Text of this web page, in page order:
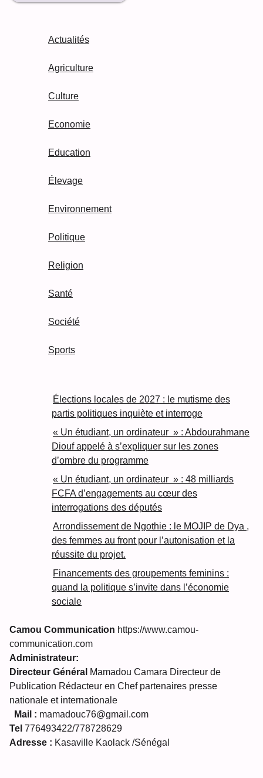
Actualités
Agriculture
Culture
Economie
Education
Élevage
Environnement
Politique
Religion
Santé
Société
Sports
Élections locales de 2027 : le mutisme des
partis politiques inquiète et interroge
« Un étudiant, un ordinateur » : Abdourahmane
Diouf appelé à s’expliquer sur les zones
d’ombre du programme
« Un étudiant, un ordinateur » : 48 milliards
FCFA d’engagements au cœur des
interrogations des députés
Arrondissement de Ngothie : le MOJIP de Dya ,
des femmes au front pour l’autonisation et la
réussite du projet.
Financements des groupements feminins :
quand la politique s’invite dans l’économie
sociale
Camou Communication https://www.camou-
communication.com
Administrateur:
Directeur Général Mamadou Camara Directeur de
Publication Rédacteur en Chef partenaires presse
nationale et internationale
Mail : mamadouc76@gmail.com
Tel 776493422/778728629
Adresse : Kasaville Kaolack /Sénégal